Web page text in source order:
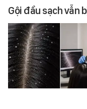
Gội đầu sạch vẫn